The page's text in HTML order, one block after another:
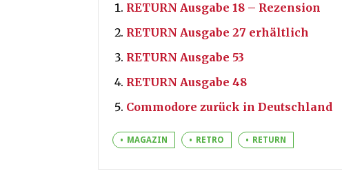
RETURN Ausgabe 18 – Rezension
RETURN Ausgabe 27 erhältlich
RETURN Ausgabe 53
RETURN Ausgabe 48
Commodore zurück in Deutschland
MAGAZIN RETRO RETURN